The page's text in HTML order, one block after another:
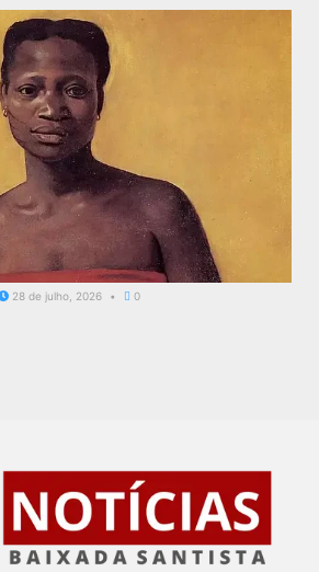
28 de julho, 2026 0